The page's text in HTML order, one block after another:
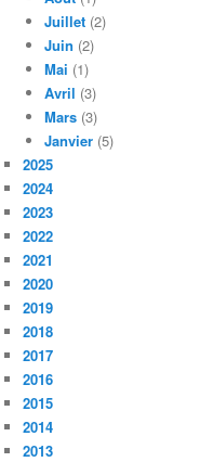
Juillet (2)
Juin (2)
Mai (1)
Avril (3)
Mars (3)
Janvier (5)
2025
2024
2023
2022
2021
2020
2019
2018
2017
2016
2015
2014
2013